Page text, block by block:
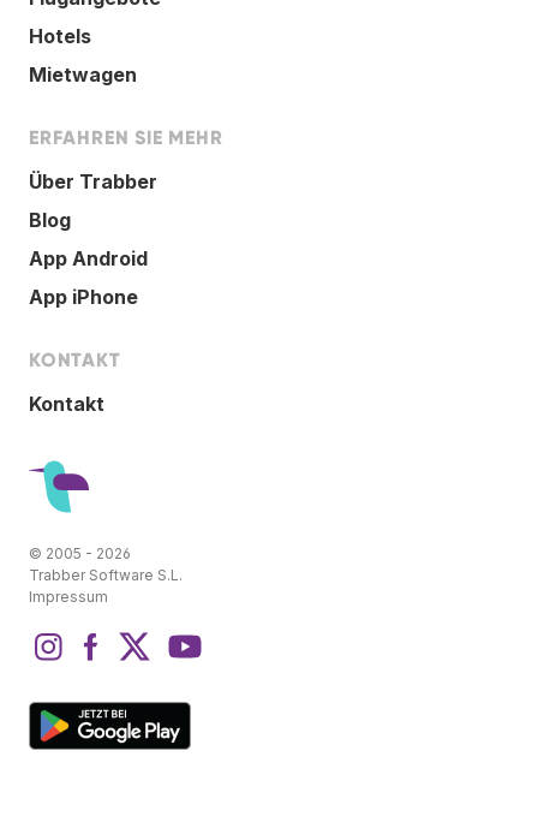
Hotels
Mietwagen
ERFAHREN SIE MEHR
Über Trabber
Blog
App Android
App iPhone
KONTAKT
Kontakt
© 2005 - 2026
Trabber Software S.L.
Impressum